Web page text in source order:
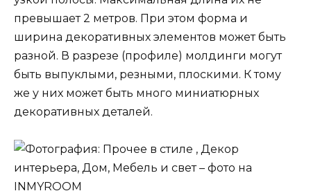
превышает 2 метров. При этом форма и
ширина декоративных элементов может быть
разной. В разрезе (профиле) молдинги могут
быть выпуклыми, резными, плоскими. К тому
же у них может быть много миниатюрных
декоративных деталей.